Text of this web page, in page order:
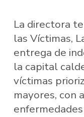
La directora
las Víctimas,
entrega de
la capital
víctimas
mayores, con